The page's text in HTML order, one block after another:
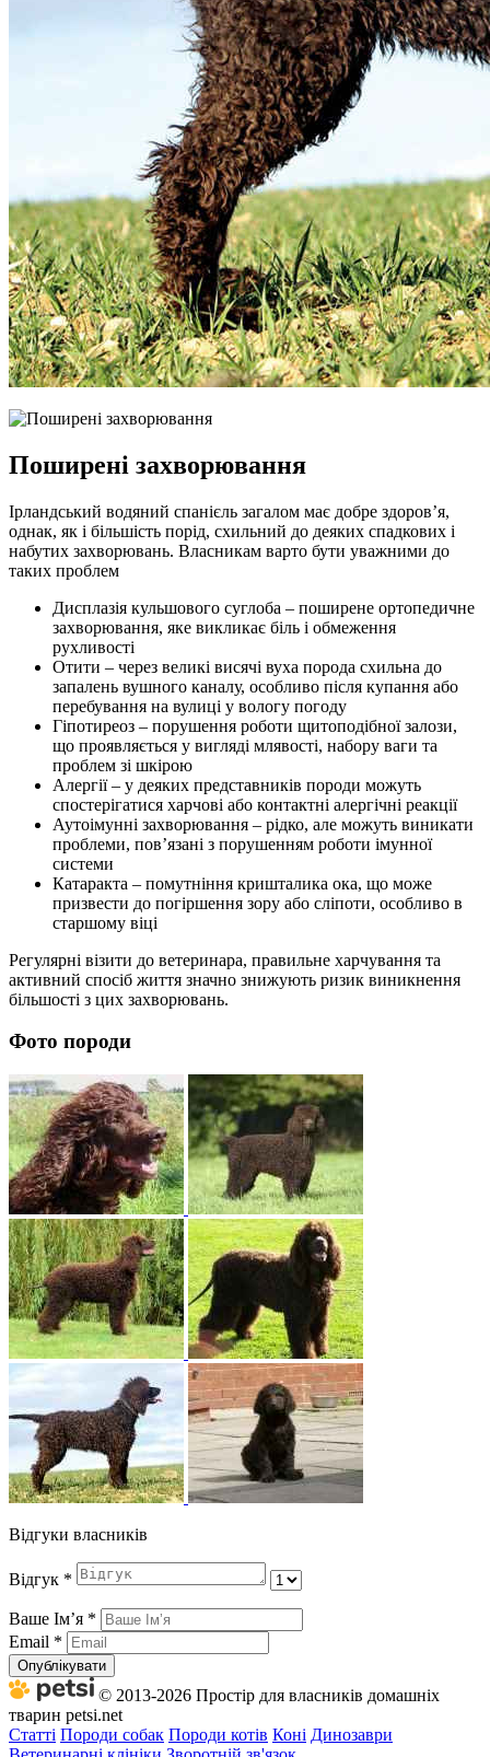
Поширені захворювання
Ірландський водяний спанієль загалом має добре здоров’я,
однак, як і більшість порід, схильний до деяких спадкових і
набутих захворювань. Власникам варто бути уважними до
таких проблем
Дисплазія кульшового суглоба – поширене ортопедичне
захворювання, яке викликає біль і обмеження
рухливості
Отити – через великі висячі вуха порода схильна до
запалень вушного каналу, особливо після купання або
перебування на вулиці у вологу погоду
Гіпотиреоз – порушення роботи щитоподібної залози,
що проявляється у вигляді млявості, набору ваги та
проблем зі шкірою
Алергії – у деяких представників породи можуть
спостерігатися харчові або контактні алергічні реакції
Аутоімунні захворювання – рідко, але можуть виникати
проблеми, пов’язані з порушенням роботи імунної
системи
Катаракта – помутніння кришталика ока, що може
призвести до погіршення зору або сліпоти, особливо в
старшому віці
Регулярні візити до ветеринара, правильне харчування та
активний спосіб життя значно знижують ризик виникнення
більшості з цих захворювань.
Фото породи
Відгуки власників
Відгук *
Ваше Імʼя *
Email *
Опублікувати
© 2013-2026 Простір для власників домашніх
тварин petsi.net
Статті Породи собак Породи котів Коні Динозаври